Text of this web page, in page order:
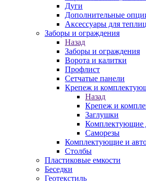
Дуги
Дополнительные
Аксессуары для
Заборы и ограждения
Назад
Заборы и ограждения
Ворота и калитки
Профлист
Сетчатые панели
Крепеж и
Назад
Крепеж и
Заглушки
Комплектующие
Саморезы
Комплектующие и
Столбы
Пластиковые емкости
Беседки
Геотекстиль